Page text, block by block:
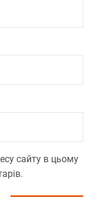
сайту в цьому